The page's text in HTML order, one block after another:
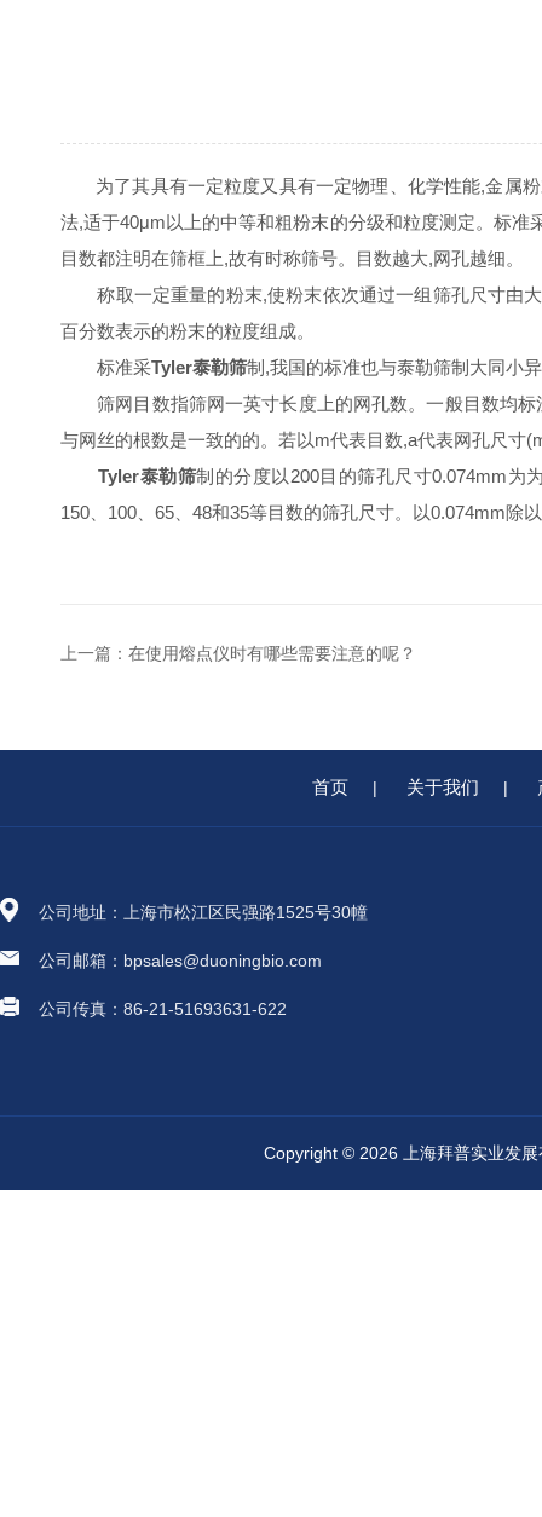
为了其具有一定粒度又具有一定物理、化学性能,金属粉
法,适于40μm以上的中等和粗粉末的分级和粒度测定。标准
目数都注明在筛框上,故有时称筛号。目数越大,网孔越细。
称取一定重量的粉末,使粉末依次通过一组筛孔尺寸由大
百分数表示的粉末的粒度组成。
标准采Tyler泰勒筛制,我国的标准也与泰勒筛制大同小
筛网目数指筛网一英寸长度上的网孔数。一般目数均标
与网丝的根数是一致的的。若以m代表目数,a代表网孔尺寸
Tyler泰勒筛制的分度以200目的筛孔尺寸0.074mm为
150、100、65、48和35等目数的筛孔尺寸。以0.074mm除
上一篇： 在使用熔点仪时有哪些需要注意的呢？
首页 | 关于我们 |
公司地址：上海市松江区民强路1525号30幢
公司邮箱：bpsales@duoningbio.com
公司传真：86-21-51693631-622
Copyright © 2026 上海拜普实业发